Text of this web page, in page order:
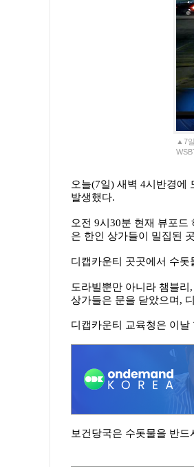
▲7
오늘(7일) 새벽 4시반경에
발생했다.
오전 9시30분 현재 뷰포
은 한인 상가들이 밀집된
디캡카운티 곳곳에서 수
도라빌뿐만 아니라 챔블
상가들은 문을 닫았으며,
디캡카운티 교육청은 이
보건당국은 수돗물을 반